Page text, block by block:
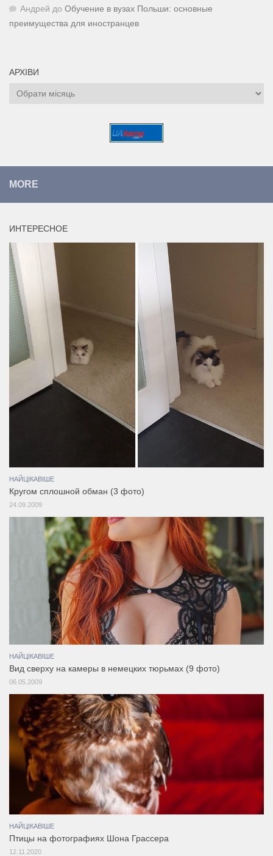
Андрей до Обучение в вузах Польши: основные
преимущества для иностранцев
АРХІВИ
Архіви
MORE
ИНТЕРЕСНОЕ
НАЙЦІКАВІШЕ
Кругом сплошной обман (3 фото)
24.09.2009
НАЙЦІКАВІШЕ
Вид сверху на камеры в немецких тюрьмах (9 фото)
06.05.2009
НАЙЦІКАВІШЕ
Птицы на фотографиях Шона Грассера
12.11.2020